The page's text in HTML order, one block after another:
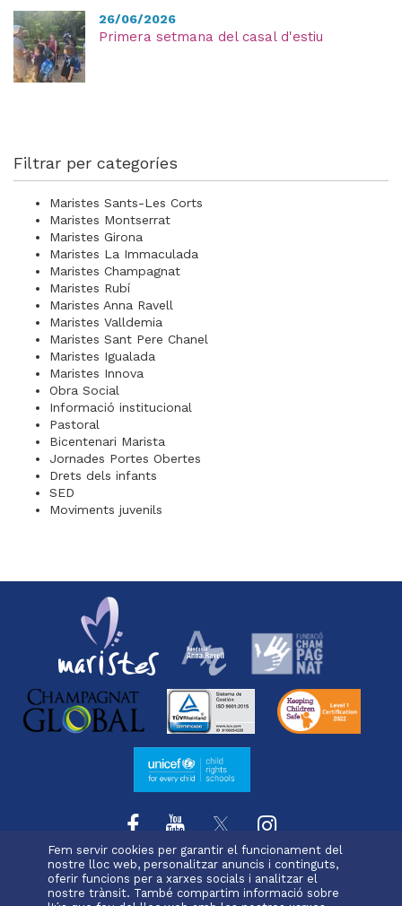
26/06/2026
Primera setmana del casal d'estiu
Filtrar per categoríes
Maristes Sants-Les Corts
Maristes Montserrat
Maristes Girona
Maristes La Immaculada
Maristes Champagnat
Maristes Rubí
Maristes Anna Ravell
Maristes Valldemia
Maristes Sant Pere Chanel
Maristes Igualada
Maristes Innova
Obra Social
Informació institucional
Pastoral
Bicentenari Marista
Jornades Portes Obertes
Drets dels infants
SED
Moviments juvenils
Fem servir cookies per garantir el funcionament del
nostre lloc web, personalitzar anuncis i continguts,
oferir funcions per a xarxes socials i analitzar el
nostre trànsit. També compartim informació sobre
L'escola Projecte educatiu
Oferta educativa